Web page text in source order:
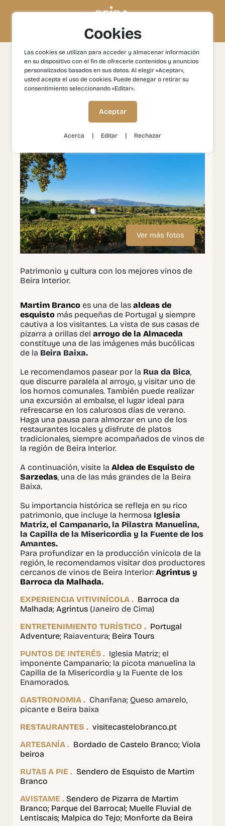
Experiencias Patrimonio y Cultura
Aldeas de esquisto
y Vinos de Beira Interior
Aldeas de esquisto y
Vinos de Beira Interior
Ver más fotos
Patrimonio y cultura con los mejores vinos de
Beira Interior.
Martim Branco es una de las aldeas de
esquisto más pequeñas de Portugal y siempre
cautiva a los visitantes. La vista de sus casas de
pizarra a orillas del arroyo de la Almaceda
constituye una de las imágenes más bucólicas
de la Beira Baixa.
Le recomendamos pasear por la Rua da Bica,
que discurre paralela al arroyo, y visitar uno de
los hornos comunales. También puede realizar
una excursión al embalse, el lugar ideal para
refrescarse en los calurosos días de verano.
Haga una pausa para almorzar en uno de los
restaurantes locales y disfrute de platos
tradicionales, siempre acompañados de vinos de
la región de Beira Interior.
A continuación, visite la Aldea de Esquisto de
Sarzedas, una de las más grandes de la Beira
Baixa.
Su importancia histórica se refleja en su rico
patrimonio, que incluye la hermosa Iglesia
Matriz, el Campanario, la Pilastra Manuelina,
la Capilla de la Misericordia y la Fuente de los
Amantes.
Para profundizar en la producción vinícola de la
región, le recomendamos visitar dos productores
cercanos de vinos de Beira Interior: Agrintus y
Barroca da Malhada.
EXPERIENCIA VITIVINÍCOLA . Barroca da
Malhada; Agrintus (Janeiro de Cima)
ENTRETENIMIENTO TURÍSTICO . Portugal
Adventure; Raiaventura; Beira Tours
PUNTOS DE INTERÉS . Iglesia Matriz; el
imponente Campanario; la picota manuelina la
Capilla de la Misericordia y la Fuente de los
Enamorados.
GASTRONOMIA . Chanfana; Queso amarelo,
picante e Beira baixa
RESTAURANTES . visitecastelobranco.pt
ARTESANÍA . Bordado de Castelo Branco; Viola
beiroa
RUTAS A PIE . Sendero de Esquisto de Martim
Branco
AVISTAME . Sendero de Pizarra de Martim
Branco; Parque del Barrocal; Muelle Fluvial de
Lentiscais; Malpica do Tejo; Monforte da Beira
Cookies
Las cookies se utilizan para acceder y almacenar información
en su dispositivo con el fin de ofrecerle contenidos y anuncios
personalizados basados en sus datos. Al elegir «Aceptar»,
usted acepta el uso de cookies. Puede denegar o retirar su
consentimiento seleccionando «Editar».
Aceptar
Acerca | Editar | Rechazar